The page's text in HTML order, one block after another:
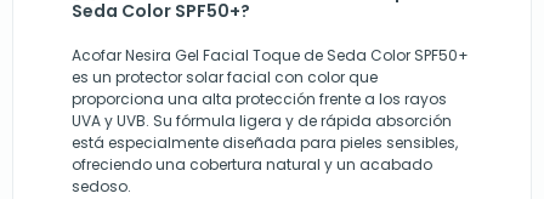
Seda Color SPF50+?
Acofar Nesira Gel Facial Toque de Seda Color SPF50+
es un protector solar facial con color que
proporciona una alta protección frente a los rayos
UVA y UVB. Su fórmula ligera y de rápida absorción
está especialmente diseñada para pieles sensibles,
ofreciendo una cobertura natural y un acabado
sedoso.